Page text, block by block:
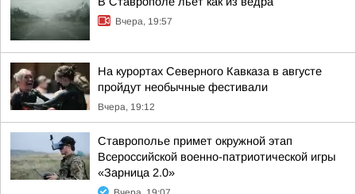
Вчера, 19:57
На курортах Северного Кавказа в августе
пройдут необычные фестивали
Вчера, 19:12
Ставрополье примет окружной этап
Всероссийской военно-патриотической игры
«Зарница 2.0»